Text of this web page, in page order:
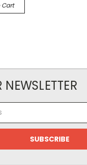
Cart